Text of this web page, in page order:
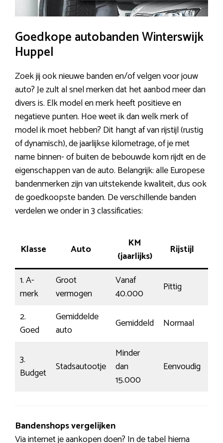
Goedkope autobanden Winterswijk
Huppel
Zoek jij ook nieuwe banden en/of velgen voor jouw
auto? Je zult al snel merken dat het aanbod meer dan
divers is. Elk model en merk heeft positieve en
negatieve punten. Hoe weet ik dan welk merk of
model ik moet hebben? Dit hangt af van rijstijl (rustig
of dynamisch), de jaarlijkse kilometrage, of je met
name binnen- of buiten de bebouwde kom rijdt en de
eigenschappen van de auto. Belangrijk: alle Europese
bandenmerken zijn van uitstekende kwaliteit, dus ook
de goedkoopste banden. De verschillende banden
verdelen we onder in 3 classificaties:
Klasse Auto
KM
(jaarlijks)
Rijstijl
1. A-
merk
Groot
vermogen
Vanaf
40.000
Pittig
2.
Goed
Gemiddelde
auto
Gemiddeld Normaal
3.
Budget
Stadsautootje
Minder
dan
15.000
Eenvoudig
Bandenshops vergelijken
Via internet je aankopen doen? In de tabel hierna